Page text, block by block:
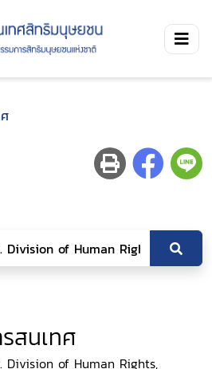
สนเทศ
Division of Human Rights,